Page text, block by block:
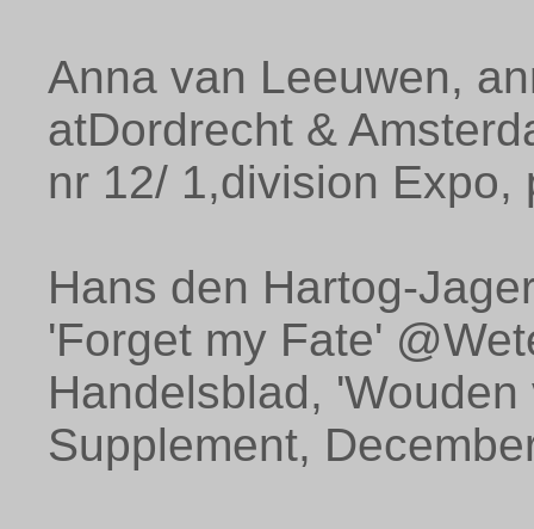
Anna van Leeuwen,
atDordrecht &
nr 12/ 1,division Expo,
Hans den Hartog-
'Forget my Fate'
Handelsblad,
Supplement,